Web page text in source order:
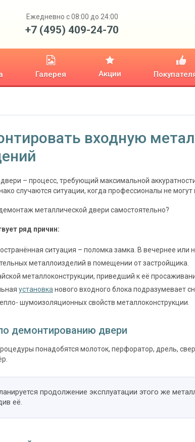
Ежедневно с 08:00 до 24:00
+7 (495) 409-24-70
Галерея Акции
входную
– процесс, требующий максимальной
случаются ситуации, когда профессионалы не могут
металлической двери самостоятельно?
ряд причин:
ситуация – поломка замка. В вечернее или
металлоизделий в помещении от застройщика.
металлоконструкции, приведший к её
установка нового входного блока подразумевает
шумоизоляционных свойств металлоконструкции.
демонтированию двери
понадобятся молоток, перфоратор, дрель,
продолжение эксплуатации этого же
её.